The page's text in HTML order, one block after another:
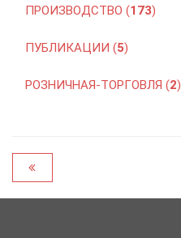
ПРОИЗВОДСТВО (173)
ПУБЛИКАЦИИ (5)
РОЗНИЧНАЯ-ТОРГОВЛЯ (2)